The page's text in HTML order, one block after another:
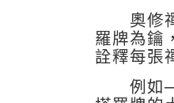
奧修禪
羅牌為鑰
詮釋每張
例如